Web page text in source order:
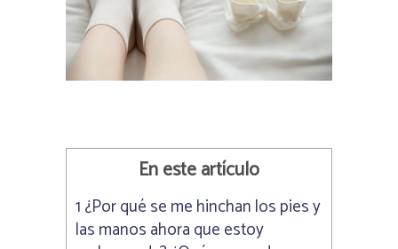
En este artículo
1¿Por qué se me hinchan los pies y
las manos ahora que estoy